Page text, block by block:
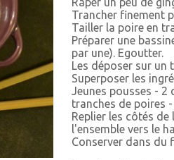
Trancher finement
Tailler la poire en
Préparer une
par une). Egoutter.
Les déposer sur un
Superposer les
Jeunes pousses - 2
tranches de poires
Replier les côtés
l'ensemble vers le
Conserver dans du